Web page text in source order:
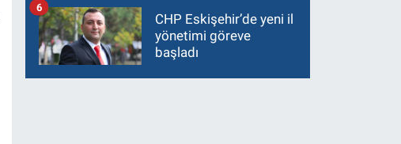
CHP Eskişehir’de yeni il
yönetimi göreve
başladı
6